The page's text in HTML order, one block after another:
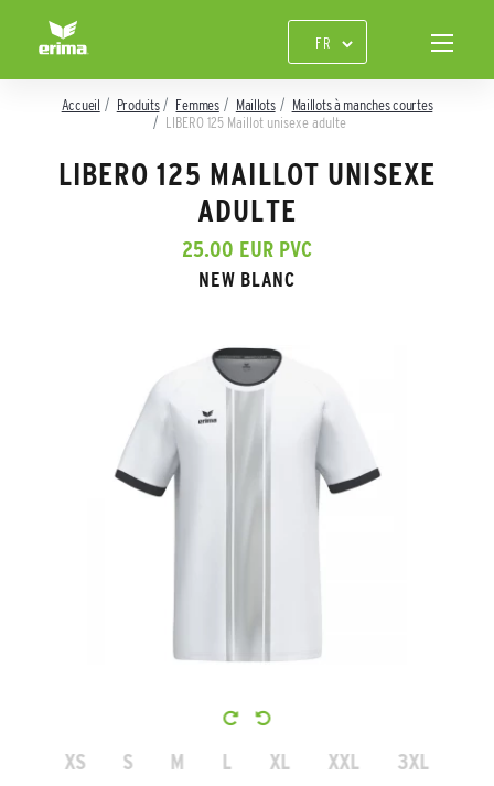
Accueil Produits Femmes Maillots
Maillots à manches courtes
LIBERO 125 Maillot unisexe adulte
LIBERO 125 MAILLOT UNISEXE
ADULTE
25.00 EUR PVC
NEW BLANC
XS S M L XL XXL 3XL